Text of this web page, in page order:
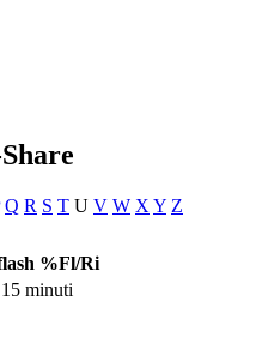
Q R S T U V W X Y Z
%Fl/Ri
minuti